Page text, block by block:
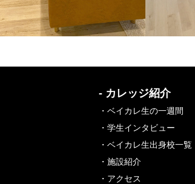
- カレッジ紹介
・ベイカレ生の一週間
・学生インタビュー
・ベイカレ生出身校一覧
・施設紹介
・アクセス